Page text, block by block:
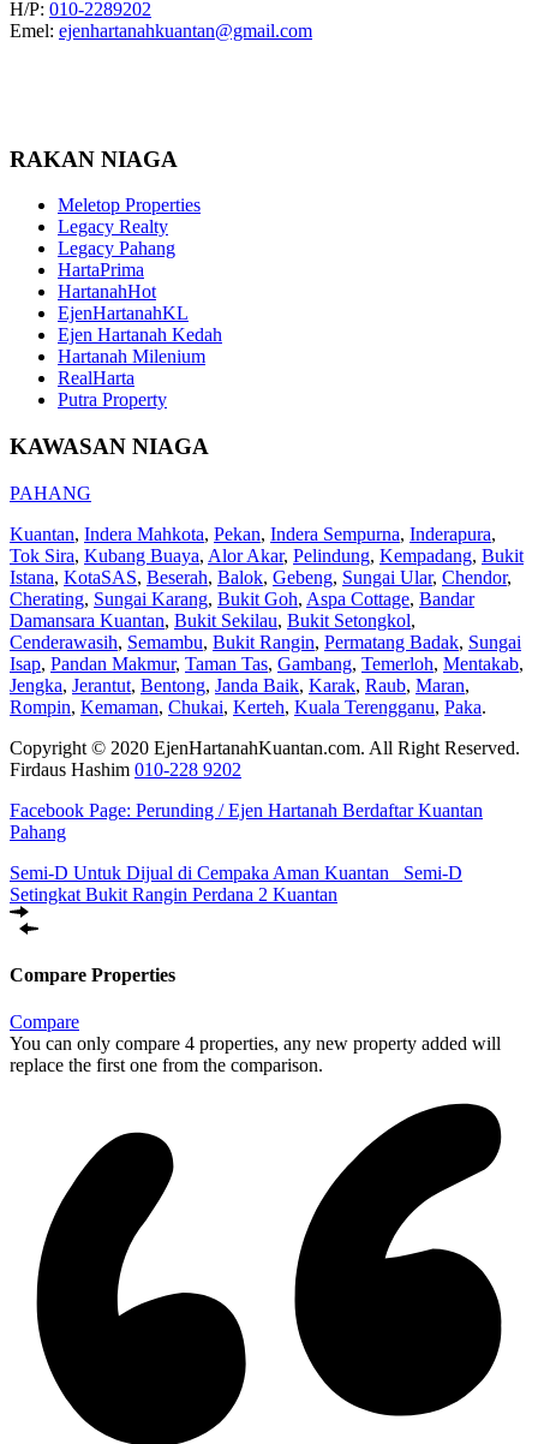
H/P: 010-2289202
Emel: ejenhartanahkuantan@gmail.com
RAKAN NIAGA
Meletop Properties
Legacy Realty
Legacy Pahang
HartaPrima
HartanahHot
EjenHartanahKL
Ejen Hartanah Kedah
Hartanah Milenium
RealHarta
Putra Property
KAWASAN NIAGA
PAHANG
Kuantan, Indera Mahkota, Pekan, Indera Sempurna, Inderapura,
Tok Sira, Kubang Buaya, Alor Akar, Pelindung, Kempadang, Bukit
Istana, KotaSAS, Beserah, Balok, Gebeng, Sungai Ular, Chendor,
Cherating, Sungai Karang, Bukit Goh, Aspa Cottage, Bandar
Damansara Kuantan, Bukit Sekilau, Bukit Setongkol,
Cenderawasih, Semambu, Bukit Rangin, Permatang Badak, Sungai
Isap, Pandan Makmur, Taman Tas, Gambang, Temerloh, Mentakab,
Jengka, Jerantut, Bentong, Janda Baik, Karak, Raub, Maran,
Rompin, Kemaman, Chukai, Kerteh, Kuala Terengganu, Paka.
Copyright © 2020 EjenHartanahKuantan.com. All Right Reserved.
Firdaus Hashim 010-228 9202
Facebook Page: Perunding / Ejen Hartanah Berdaftar Kuantan
Pahang
Semi-D Untuk Dijual di Cempaka Aman Kuantan
Semi-D
Setingkat Bukit Rangin Perdana 2 Kuantan
Compare Properties
Compare
You can only compare 4 properties, any new property added will
replace the first one from the comparison.